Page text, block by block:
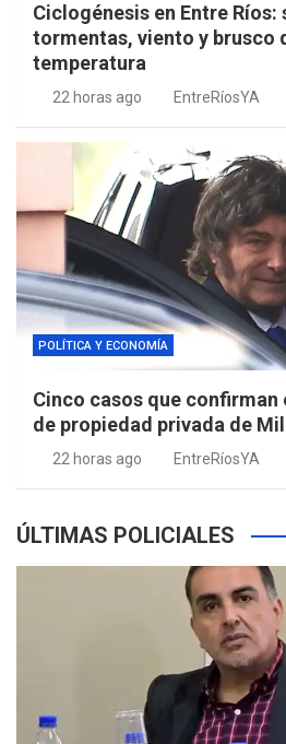
Ciclogénesis en Entre Ríos:
tormentas, viento y brusco
temperatura
22 horas ago EntreRíosYA
POLÍTICA Y ECONOMÍA
Cinco casos que confirman
de propiedad privada de
22 horas ago EntreRíosYA
ÚLTIMAS POLICIALES